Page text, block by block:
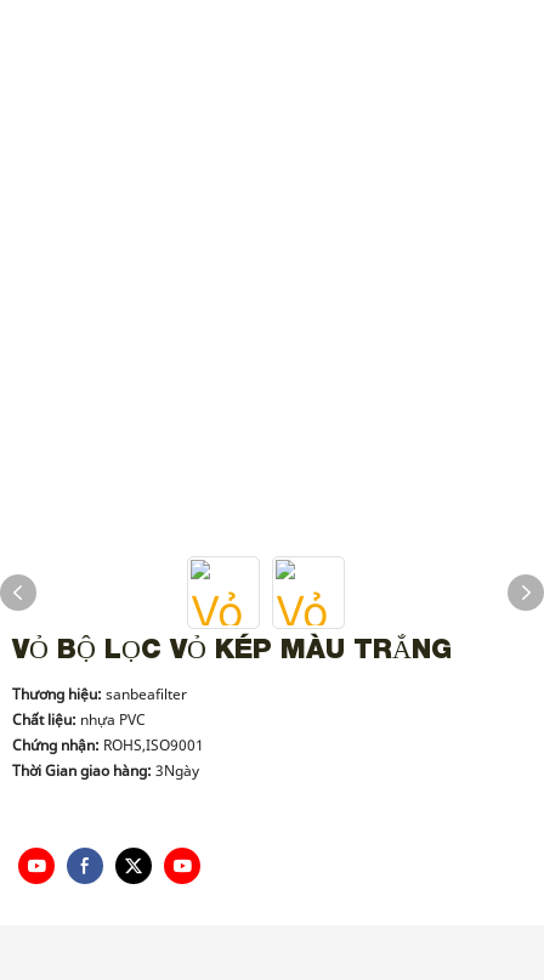
VỎ BỘ LỌC VỎ KÉP MÀU TRẮNG
Thương hiệu: sanbeafilter
Chất liệu: nhựa PVC
Chứng nhận: ROHS,ISO9001
Thời Gian giao hàng: 3Ngày